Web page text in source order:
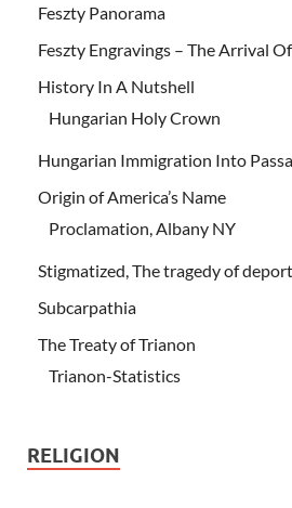
Feszty Panorama
Feszty Engravings – The Arrival
History In A Nutshell
Hungarian Holy Crown
Hungarian Immigration Into
Origin of America’s Name
Proclamation, Albany NY
Stigmatized, The tragedy of
Subcarpathia
The Treaty of Trianon
Trianon-Statistics
RELIGION